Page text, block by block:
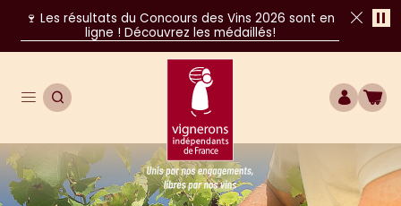
🍷 Les résultats du Concours des Vins 2026 sont en
ligne ! Découvrez les médaillés!
Ouvrir le menu de navigation
OUVRIR LA RECHERCHE
Unis par nos engagements, libres par
COMPTE